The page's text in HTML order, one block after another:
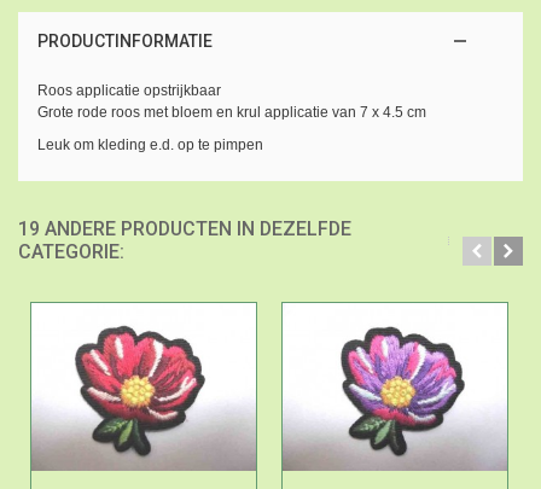
PRODUCTINFORMATIE
Roos applicatie opstrijkbaar
Grote rode roos met bloem en krul applicatie van 7 x 4.5 cm
Leuk om kleding e.d. op te pimpen
19 ANDERE PRODUCTEN IN DEZELFDE
CATEGORIE: